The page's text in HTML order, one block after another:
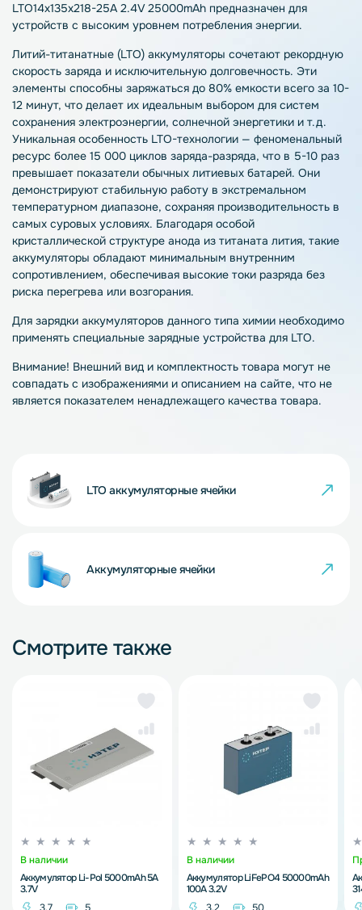
LTO14x135x218-25A 2.4V 25000mAh предназначен для
устройств с высоким уровнем потребления энергии.
Литий-титанатные (LTO) аккумуляторы сочетают рекордную
скорость заряда и исключительную долговечность. Эти
элементы способны заряжаться до 80% емкости всего за 10-
12 минут, что делает их идеальным выбором для систем
сохранения электроэнергии, солнечной энергетики и т.д.
Уникальная особенность LTO-технологии — феноменальный
ресурс более 15 000 циклов заряда-разряда, что в 5-10 раз
превышает показатели обычных литиевых батарей. Они
демонстрируют стабильную работу в экстремальном
температурном диапазоне, сохраняя производительность в
самых суровых условиях. Благодаря особой
кристаллической структуре анода из титаната лития, такие
аккумуляторы обладают минимальным внутренним
сопротивлением, обеспечивая высокие токи разряда без
риска перегрева или возгорания.
Для зарядки аккумуляторов данного типа химии необходимо
применять специальные зарядные устройства для LTO.
Внимание! Внешний вид и комплектность товара могут не
совпадать с изображениями и описанием на сайте, что не
является показателем ненадлежащего качества товара.
LTO аккумуляторные ячейки
Аккумуляторные ячейки
Смотрите также
В наличии
Аккумулятор Li-Pol 5000mAh 5A
3.7V
3.7
5
В наличии
Аккумулятор LiFePO4 50000mAh
100A 3.2V
3.2
50